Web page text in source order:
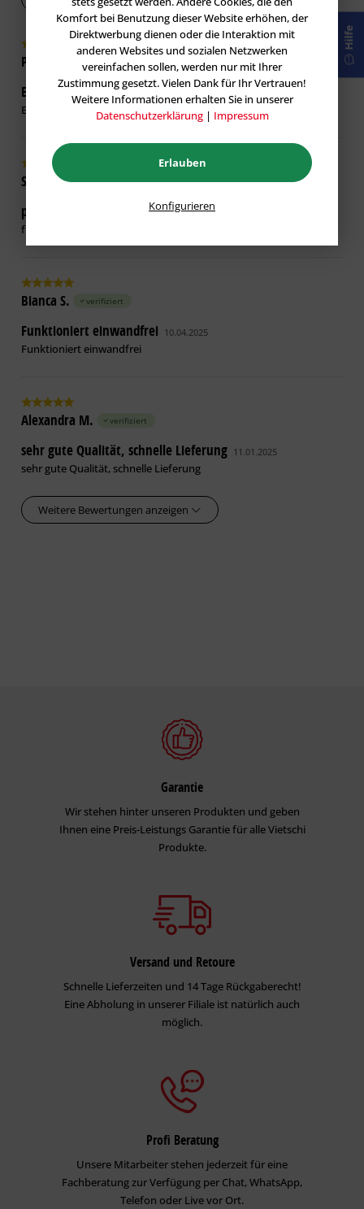
Peer H. verifiziert
Erfüllt seinen Zweck. 18.03.2026
Erfüllt seinen Zweck.
Shopkunde verifiziert
perfekt, wie beschrieben 04.05.2025
funktioniert gut.
Bianca S. verifiziert
Funktioniert einwandfrei 10.04.2025
Funktioniert einwandfrei
Alexandra M. verifiziert
sehr gute Qualität, schnelle Lieferung 11.01.2025
sehr gute Qualität, schnelle Lieferung
Weitere Bewertungen anzeigen
Garantie
Wir stehen hinter unseren Produkten und geben
Ihnen eine Preis-Leistungs Garantie für alle Vietschi
Produkte.
Versand und Retoure
Schnelle Lieferzeiten und 14 Tage Rückgaberecht!
Eine Abholung in unserer Filiale ist natürlich auch
möglich.
Profi Beratung
Unsere Mitarbeiter stehen jederzeit für eine
Fachberatung zur Verfügung per Chat, WhatsApp,
Telefon oder Live vor Ort.
Hilfe
Komfort bei Benutzung dieser Website erhöhen, der
Direktwerbung dienen oder die Interaktion mit
anderen Websites und sozialen Netzwerken
vereinfachen sollen, werden nur mit Ihrer
Zustimmung gesetzt. Vielen Dank für Ihr Vertrauen!
Weitere Informationen erhalten Sie in unserer
Datenschutzerklärung| Impressum
Erlauben
Konfigurieren